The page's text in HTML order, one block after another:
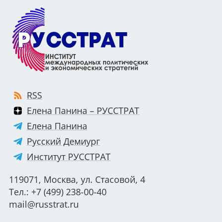
RSS
Елена Панина – РУССТРАТ
Елена Панина
Русский Демиург
Институт РУССТРАТ
119071, Москва, ул. Стасовой, 4
Тел.: +7 (499) 238-00-40
mail@russtrat.ru